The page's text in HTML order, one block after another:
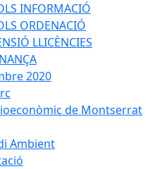
INFORMACIÓ
ORDENACIÓ
LLICÈNCIES
2020
de Montserrat
Ambient